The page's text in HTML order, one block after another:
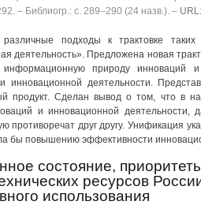
‒ Библиогр.: с. 289‒290 (24 назв.). ‒
различные подходы к трактовке таких
деятельность». Предложена новая
природу инноваций
инновационной деятельности.
продукт. Сделан вывод о том, что в
и инновационной деятельности,
противоречат друг другу. Унификация
бы повышению эффективности
состояние,
ресурсов
использования